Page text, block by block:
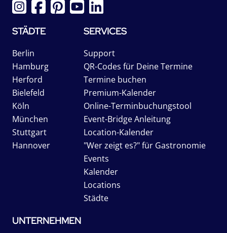
STÄDTE
Berlin
Hamburg
Herford
Bielefeld
Köln
München
Stuttgart
Hannover
SERVICES
Support
QR-Codes für Deine Termine
Termine buchen
Premium-Kalender
Online-Terminbuchungstool
Event-Bridge Anleitung
Location-Kalender
"Wer zeigt es?" für Gastronomie
Events
Kalender
Locations
Städte
UNTERNEHMEN